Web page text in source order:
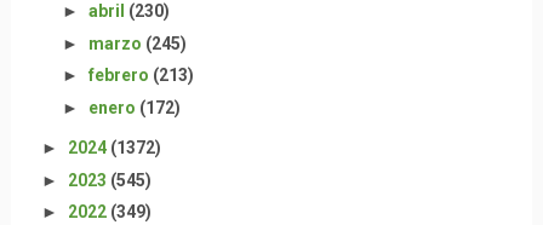
► abril (230)
► marzo (245)
► febrero (213)
► enero (172)
► 2024 (1372)
► 2023 (545)
► 2022 (349)